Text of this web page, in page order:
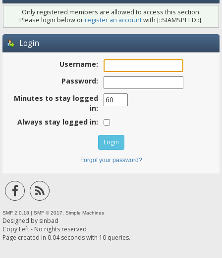
Only registered members are allowed to access this section.
Please login below orregister an accountwith [::SIAMSPEED::].
Login
Username:
Password:
Minutes to stay logged
in:
Always stay logged in:
Forgot your password?
SMF 2.0.18 | SMF © 2017 Simple Machines
Designed by sinbad
Copy Left - No rights reserved
Page created in 0.04 seconds with 10 queries.